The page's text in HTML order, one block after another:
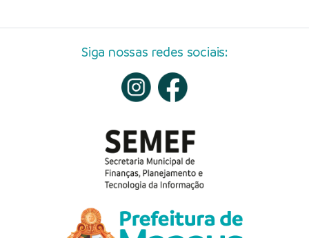
Siga nossas redes sociais: